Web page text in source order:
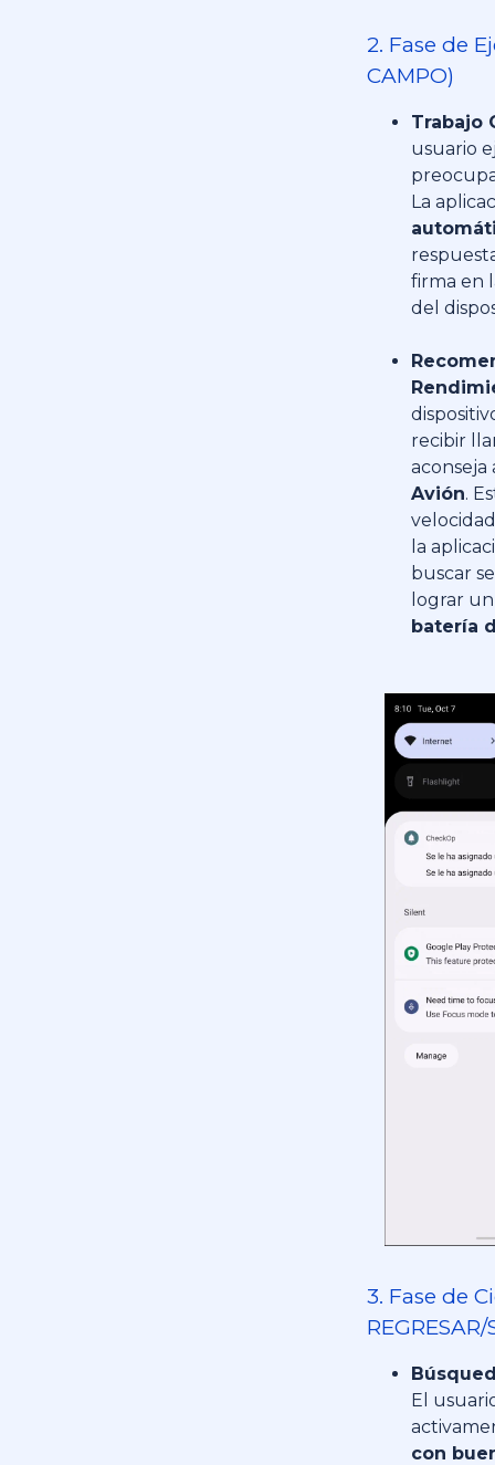
2. Fase de
CAMPO)
Trabajo
usuario
La
firma en
del
recibir
Avión.
la
buscar
lograr
batería
3. Fase de
El
con